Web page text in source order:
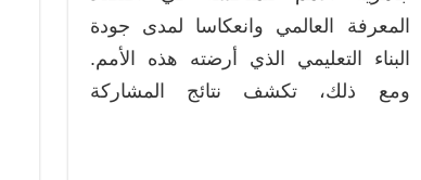
العالمية
في
تدريس
الرياضيات
المعرفة العالمي وانعكاسا لمدى جودة
البناء التعليمي الذي أرضته هذه الأمم.
ومع ذلك، تكشف نتائج المشاركة